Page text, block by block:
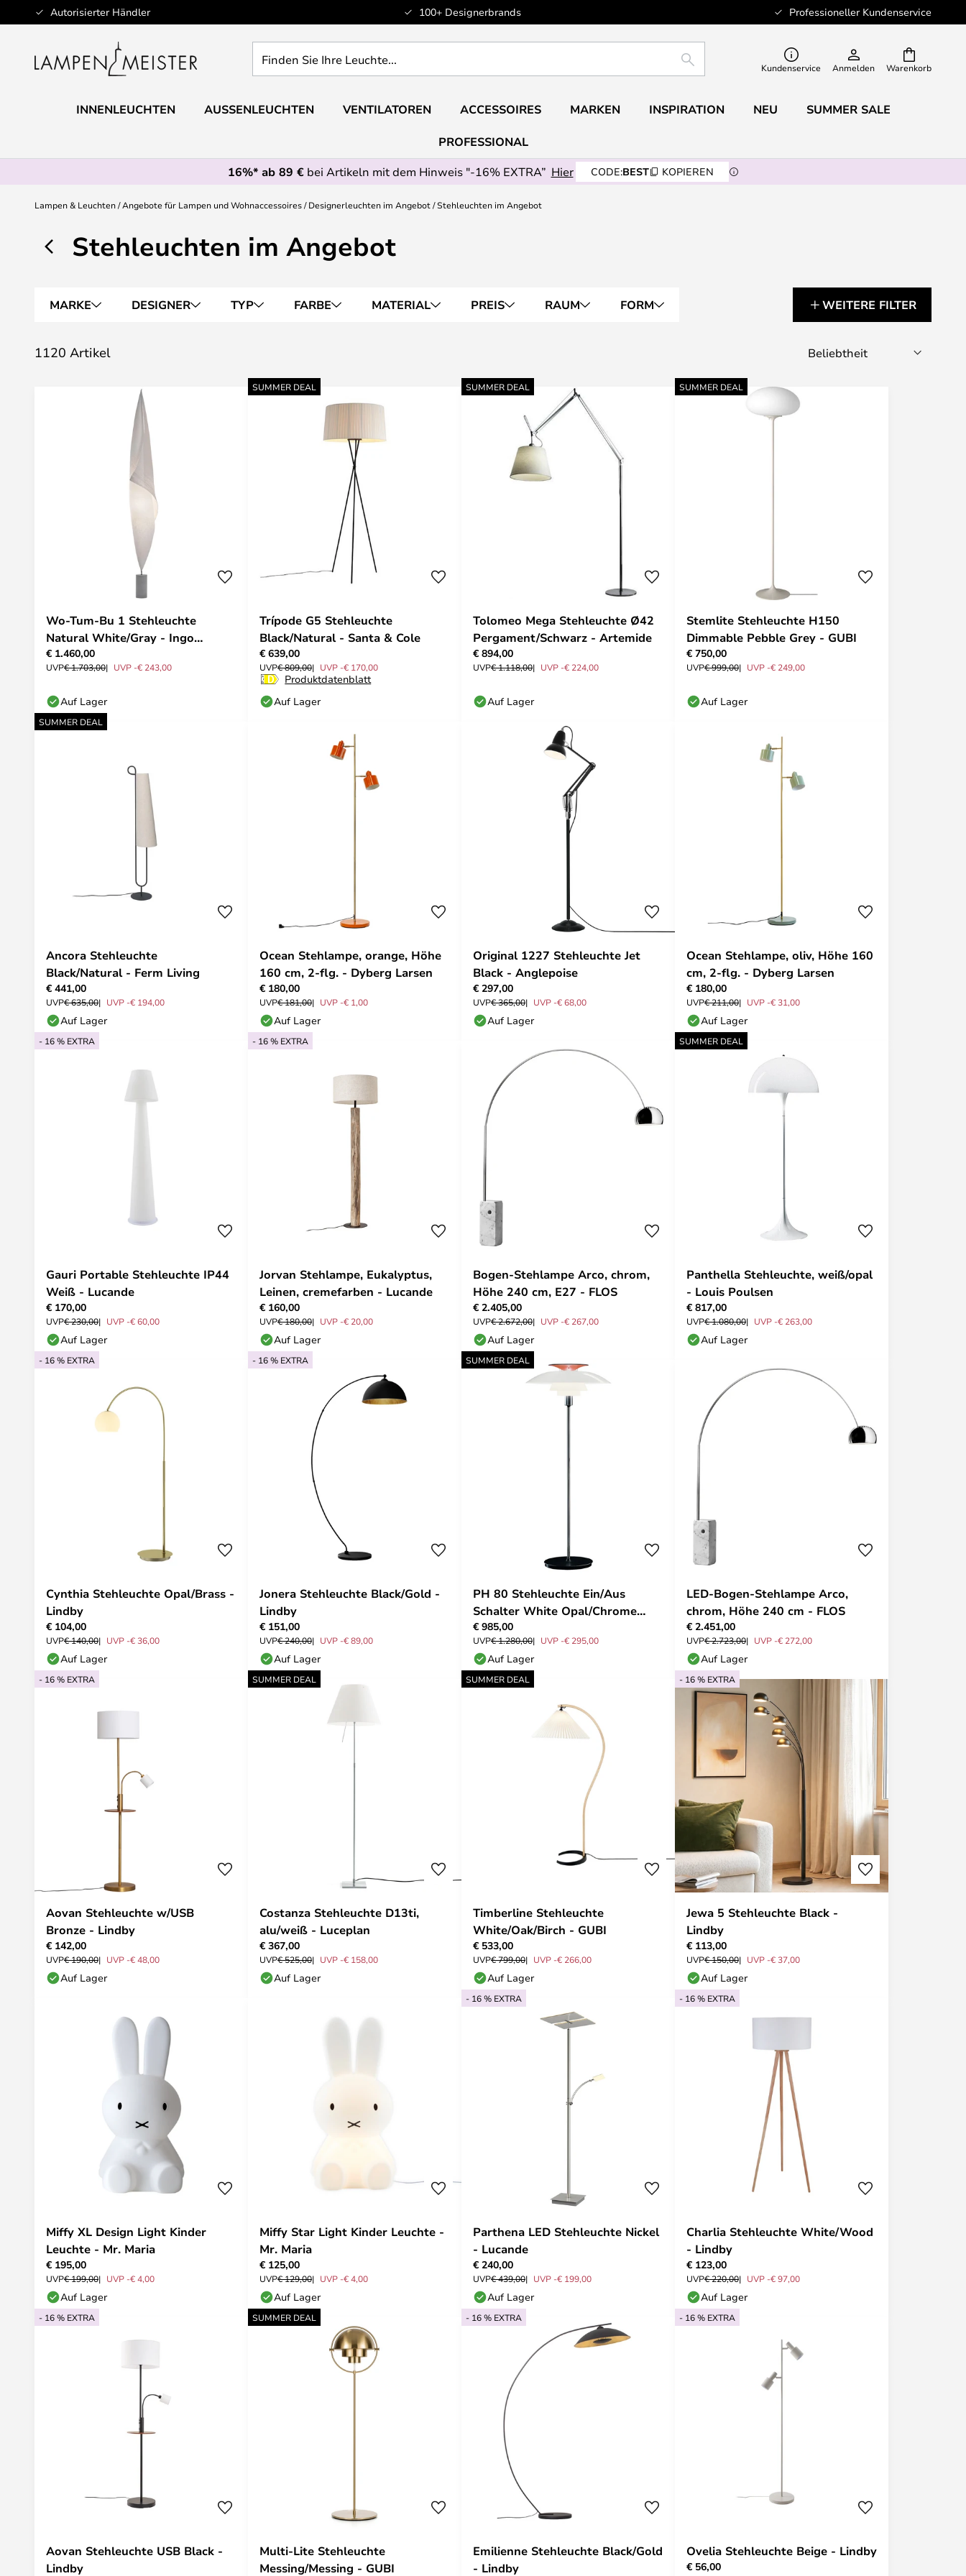
Autorisierter Händler 100+ Designerbrands Professioneller Kundenservice
Zum
Inhalt
Warenkorb
Sie
Leuchte...
SUCHE Kundenservice Anmelden
INNENLEUCHTEN AUSSENLEUCHTEN VENTILATOREN ACCESSOIRES MARKEN INSPIRATION NEU SUMMER SALE
PROFESSIONAL
16%* ab 89 €bei Artikeln mit dem Hinweis "-16% EXTRA” Hier CODE:BEST KOPIEREN
Lampen & Leuchten Angebote für Lampen und Wohnaccessoires Designerleuchten im Angebot Stehleuchten im Angebot
Stehleuchten im Angebot
MARKE DESIGNER TYP FARBE MATERIAL PREIS RAUM FORM WEITERE FILTER
1120 Artikel
Wo-Tum-Bu 1 Stehleuchte
Natural White/Gray - Ingo
Maurer
€ 1.460,00
UVP€ 1.703,00 UVP -€ 243,00
Auf Lager
SUMMER DEAL
Trípode G5 Stehleuchte
Black/Natural - Santa & Cole
€ 639,00
UVP€ 809,00 UVP -€ 170,00
Produktdatenblatt
Auf Lager
SUMMER DEAL
Tolomeo Mega Stehleuchte Ø42
Pergament/Schwarz - Artemide
€ 894,00
UVP€ 1.118,00 UVP -€ 224,00
Auf Lager
SUMMER DEAL
Stemlite Stehleuchte H150
Dimmable Pebble Grey - GUBI
€ 750,00
UVP€ 999,00 UVP -€ 249,00
Auf Lager
SUMMER DEAL
Ancora Stehleuchte
Black/Natural - Ferm Living
€ 441,00
UVP€ 635,00 UVP -€ 194,00
Auf Lager
Ocean Stehlampe, orange, Höhe
160 cm, 2-flg. - Dyberg Larsen
€ 180,00
UVP€ 181,00 UVP -€ 1,00
Auf Lager
Original 1227 Stehleuchte Jet
Black - Anglepoise
€ 297,00
UVP€ 365,00 UVP -€ 68,00
Auf Lager
Ocean Stehlampe, oliv, Höhe 160
cm, 2-flg. - Dyberg Larsen
€ 180,00
UVP€ 211,00 UVP -€ 31,00
Auf Lager
- 16 % EXTRA
Gauri Portable Stehleuchte IP44
Weiß - Lucande
€ 170,00
UVP€ 230,00 UVP -€ 60,00
Auf Lager
- 16 % EXTRA
Jorvan Stehlampe, Eukalyptus,
Leinen, cremefarben - Lucande
€ 160,00
UVP€ 180,00 UVP -€ 20,00
Auf Lager
Bogen-Stehlampe Arco, chrom,
Höhe 240 cm, E27 - FLOS
€ 2.405,00
UVP€ 2.672,00 UVP -€ 267,00
Auf Lager
SUMMER DEAL
Panthella Stehleuchte, weiß/opal
- Louis Poulsen
€ 817,00
UVP€ 1.080,00 UVP -€ 263,00
Auf Lager
- 16 % EXTRA
Cynthia Stehleuchte Opal/Brass -
Lindby
€ 104,00
UVP€ 140,00 UVP -€ 36,00
Auf Lager
- 16 % EXTRA
Jonera Stehleuchte Black/Gold -
Lindby
€ 151,00
UVP€ 240,00 UVP -€ 89,00
Auf Lager
SUMMER DEAL
PH 80 Stehleuchte Ein/Aus
Schalter White Opal/Chrome
Plated - Louis Poulsen
€ 985,00
UVP€ 1.280,00 UVP -€ 295,00
Auf Lager
LED-Bogen-Stehlampe Arco,
chrom, Höhe 240 cm - FLOS
€ 2.451,00
UVP€ 2.723,00 UVP -€ 272,00
Auf Lager
- 16 % EXTRA
Aovan Stehleuchte w/USB
Bronze - Lindby
€ 142,00
UVP€ 190,00 UVP -€ 48,00
Auf Lager
SUMMER DEAL
Costanza Stehleuchte D13ti,
alu/weiß - Luceplan
€ 367,00
UVP€ 525,00 UVP -€ 158,00
Auf Lager
SUMMER DEAL
Timberline Stehleuchte
White/Oak/Birch - GUBI
€ 533,00
UVP€ 799,00 UVP -€ 266,00
Auf Lager
- 16 % EXTRA
Jewa 5 Stehleuchte Black -
Lindby
€ 113,00
UVP€ 150,00 UVP -€ 37,00
Auf Lager
Miffy XL Design Light Kinder
Leuchte - Mr. Maria
€ 195,00
UVP€ 199,00 UVP -€ 4,00
Auf Lager
Miffy Star Light Kinder Leuchte -
Mr. Maria
€ 125,00
UVP€ 129,00 UVP -€ 4,00
Auf Lager
- 16 % EXTRA
Parthena LED Stehleuchte Nickel
- Lucande
€ 240,00
UVP€ 439,00 UVP -€ 199,00
Auf Lager
- 16 % EXTRA
Charlia Stehleuchte White/Wood
- Lindby
€ 123,00
UVP€ 220,00 UVP -€ 97,00
Auf Lager
- 16 % EXTRA
Aovan Stehleuchte USB Black -
Lindby
SUMMER DEAL
Multi-Lite Stehleuchte
Messing/Messing - GUBI
- 16 % EXTRA
Emilienne Stehleuchte Black/Gold
- Lindby
- 16 % EXTRA
Ovelia Stehleuchte Beige - Lindby
€ 56,00